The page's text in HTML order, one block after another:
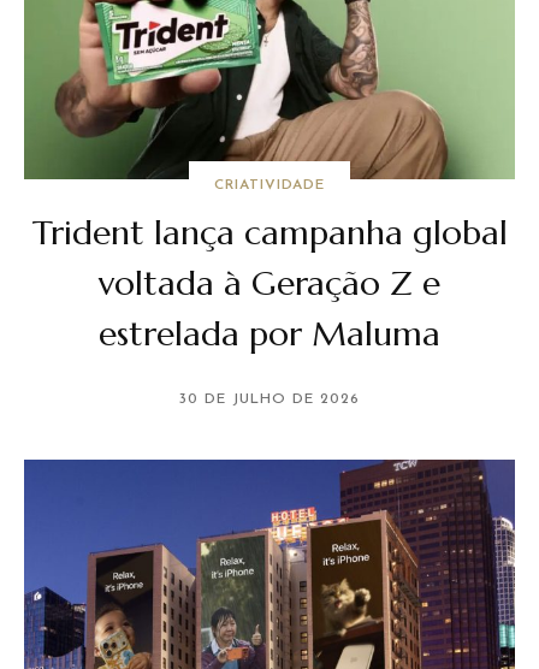
CRIATIVIDADE
Trident lança campanha global
voltada à Geração Z e
estrelada por Maluma
30 DE JULHO DE 2026